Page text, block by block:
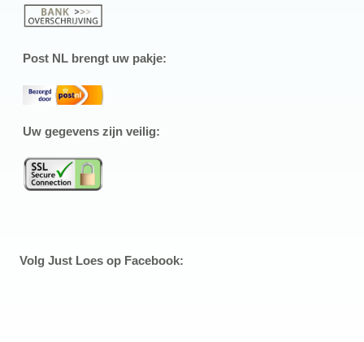
Post NL brengt uw pakje:
Uw gegevens zijn veilig:
Volg Just Loes op Facebook: